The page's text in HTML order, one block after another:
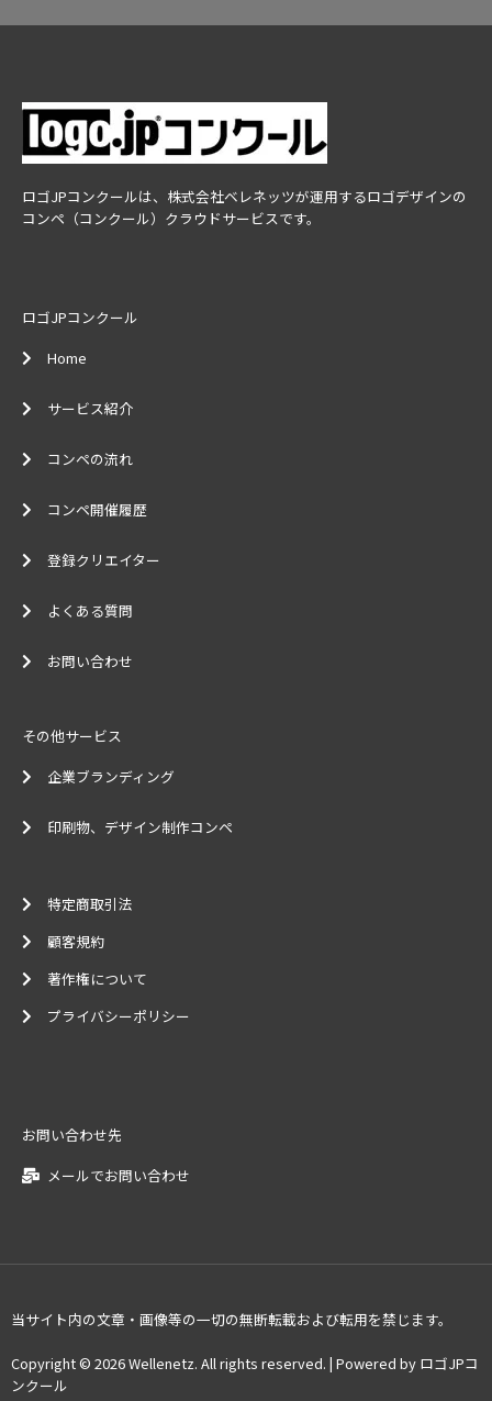
ロゴJPコンクールは、株式会社ベレネッツが運用するロゴデザインの
コンペ（コンクール）クラウドサービスです。
ロゴJPコンクール
Home
サービス紹介
コンペの流れ
コンペ開催履歴
登録クリエイター
よくある質問
お問い合わせ
その他サービス
企業ブランディング
印刷物、デザイン制作コンペ
特定商取引法
顧客規約
著作権について
プライバシーポリシー
お問い合わせ先
メールでお問い合わせ
当サイト内の文章・画像等の一切の無断転載および転用を禁じます。
Copyright © 2026 Wellenetz. All rights reserved. | Powered by ロゴJPコ
ンクール